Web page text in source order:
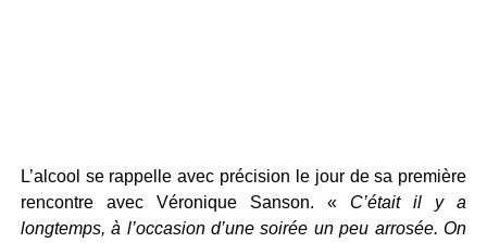
L’alcool se rappelle avec précision le jour de sa première
rencontre avec Véronique Sanson. « C’était il y a
longtemps, à l’occasion d’une soirée un peu arrosée. On